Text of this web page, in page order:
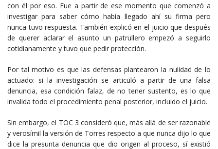
con él por eso. Fue a partir de ese momento que comenzó a
investigar para saber cómo había llegado ahí su firma pero
nunca tuvo respuesta. También explicó en el juicio que después
de querer aclarar el asunto un patrullero empezó a seguirlo
cotidianamente y tuvo que pedir protección.
Por tal motivo es que las defensas plantearon la nulidad de lo
actuado: si la investigación se articuló a partir de una falsa
denuncia, esa condición falaz, de no tener sustento, es lo que
invalida todo el procedimiento penal posterior, incluido el juicio.
Sin embargo, el TOC 3 consideró que, más allá de ser razonable
y verosímil la versión de Torres respecto a que nunca dijo lo que
dice la presunta denuncia que dio origen al proceso, sí existió